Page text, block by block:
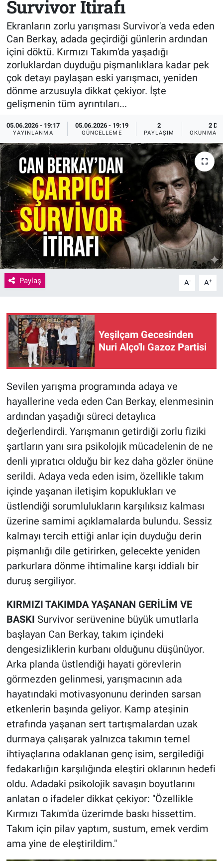
Survivor İtirafı
Ekranların zorlu yarışması Survivor'a veda eden
Can Berkay, adada geçirdiği günlerin ardından
içini döktü. Kırmızı Takım'da yaşadığı
zorluklardan duyduğu pişmanlıklara kadar pek
çok detayı paylaşan eski yarışmacı, yeniden
dönme arzusuyla dikkat çekiyor. İşte
gelişmenin tüm ayrıntıları...
05.06.2026 - 19:17
YAYINLANMA
05.06.2026 - 19:19
GÜNCELLEME
2
PAYLAŞIM
2 DK
OKUNMA
Paylaş A- A+
Yeşilçam Gecesinden
Nuri Alço'lı Gazoz Partisi
Sevilen yarışma programında adaya ve
hayallerine veda eden Can Berkay, elenmesinin
ardından yaşadığı süreci detaylıca
değerlendirdi. Yarışmanın getirdiği zorlu fiziki
şartların yanı sıra psikolojik mücadelenin de ne
denli yıpratıcı olduğu bir kez daha gözler önüne
serildi. Adaya veda eden isim, özellikle takım
içinde yaşanan iletişim kopuklukları ve
üstlendiği sorumlulukların karşılıksız kalması
üzerine samimi açıklamalarda bulundu. Sessiz
kalmayı tercih ettiği anlar için duyduğu derin
pişmanlığı dile getirirken, gelecekte yeniden
parkurlara dönme ihtimaline karşı iddialı bir
duruş sergiliyor.
KIRMIZI TAKIMDA YAŞANAN GERİLİM VE
BASKI Survivor serüvenine büyük umutlarla
başlayan Can Berkay, takım içindeki
dengesizliklerin kurbanı olduğunu düşünüyor.
Arka planda üstlendiği hayati görevlerin
görmezden gelinmesi, yarışmacının ada
hayatındaki motivasyonunu derinden sarsan
etkenlerin başında geliyor. Kamp ateşinin
etrafında yaşanan sert tartışmalardan uzak
durmaya çalışarak yalnızca takımın temel
ihtiyaçlarına odaklanan genç isim, sergilediği
fedakarlığın karşılığında eleştiri oklarının hedefi
oldu. Adadaki psikolojik savaşın boyutlarını
anlatan o ifadeler dikkat çekiyor: "Özellikle
Kırmızı Takım'da üzerimde baskı hissettim.
Takım için pilav yaptım, sustum, emek verdim
ama yine de eleştirildim."
Spor
Teknoloji
Tv Medya